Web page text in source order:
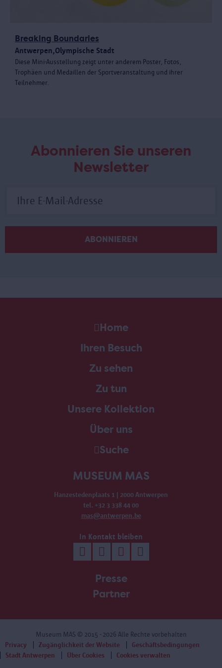
Breaking Boundaries
Antwerpen,Olympische Stadt
Diese Mini-Ausstellung zeigt unter anderem Poster, Fotos,
Trophäen und Medaillen der Sportveranstaltung und ihrer
Teilnehmer.
Abonnieren Sie unseren
Newsletter
Home
Ihren Besuch
Zu sehen
Zu tun
Unsere Kollektion
Über uns
Suche
MUSEUM MAS
Hanzestedenplaats 1 | 2000 Antwerpen
tel. +32 3 338 44 00
mas@antwerpen.be
In Kontakt bleiben
Presse
Partner
Museum MAS © 2015 - 2026 Alle Rechte vorbehalten
Privacy
Zugänglichkeit der Website
Geschäftsbedingungen
Stadt Antwerpen
Über Cookies Cookies verwalten